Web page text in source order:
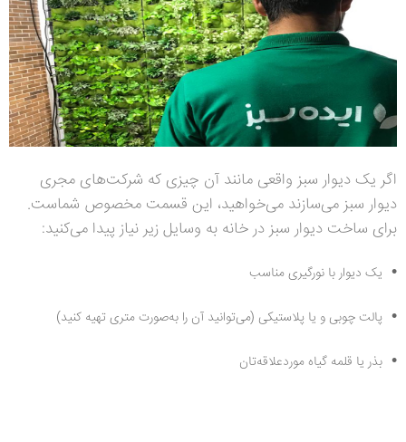
اگر یک دیوار سبز واقعی مانند آن چیزی که شرکت‌های مجری
دیوار سبز می‌سازند می‌خواهید، این قسمت مخصوص شماست.
برای ساخت دیوار سبز در خانه به وسایل زیر نیاز پیدا می‌کنید:
یک دیوار با نورگیری مناسب
پالت چوبی و یا پلاستیکی (می‌توانید آن را به‌صورت متری تهیه کنید)
بذر یا قلمه گیاه موردعلاقه‌تان